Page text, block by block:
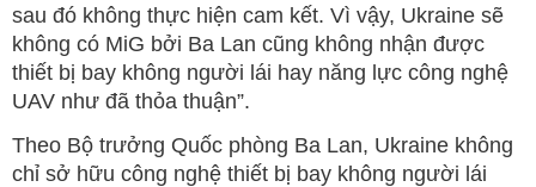
sau đó không thực hiện cam kết. Vì vậy, Ukraine sẽ
không có MiG bởi Ba Lan cũng không nhận được
thiết bị bay không người lái hay năng lực công nghệ
UAV như đã thỏa thuận”.
Theo Bộ trưởng Quốc phòng Ba Lan, Ukraine không
chỉ sở hữu công nghệ thiết bị bay không người lái